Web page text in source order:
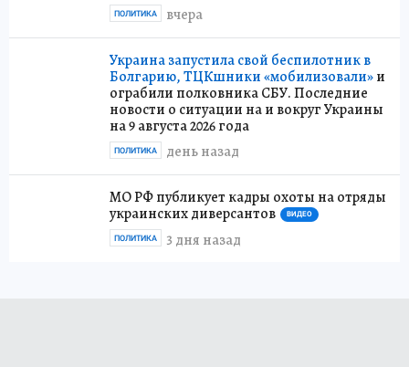
вчера
ПОЛИТИКА
Украина запустила свой беспилотник в
Болгарию, ТЦКшники «мобилизовали»и
ограбили полковника СБУ. Последние
новости о ситуации на и вокруг Украины
на 9 августа 2026 года
день назад
ПОЛИТИКА
МО РФ публикует кадры охоты на отряды
украинских диверсантов
ВИДЕО
3 дня назад
ПОЛИТИКА